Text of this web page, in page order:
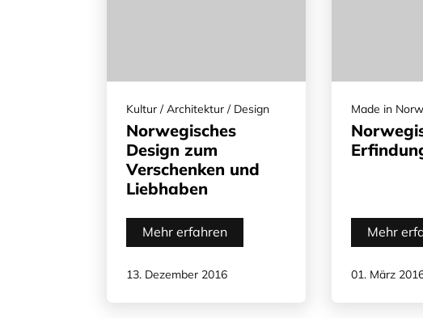
Kultur / Architektur / Design
Norwegisches
Design zum
Verschenken und
Liebhaben
Mehr erfahren
13. Dezember 2016
Made in
Mehr
01. März